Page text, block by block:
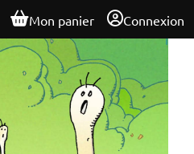
Mon panier Connexion